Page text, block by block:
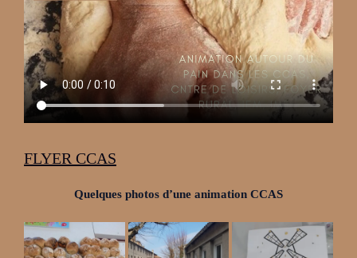
FLYER CCAS
Quelques photos d’une animation CCAS